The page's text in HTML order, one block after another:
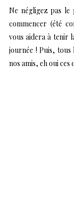
Ne négligez pas le
commencer (été
vous aidera à tenir
journée ! Puis,
nos amis, eh oui